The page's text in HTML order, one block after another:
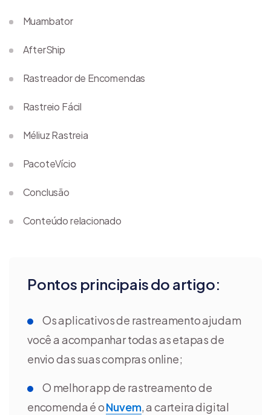
Pontos principais do artigo:
Os aplicativos de rastreamento ajudam
você a acompanhar todas as etapas de
envio das suas compras online;
O melhor app de rastreamento de
encomenda é oNuvem, a carteira digital
Muambator
AfterShip
Rastreador de Encomendas
Rastreio Fácil
Méliuz Rastreia
PacoteVício
Conclusão
Conteúdo relacionado